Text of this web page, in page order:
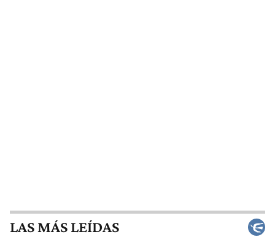
LAS MÁS LEÍDAS